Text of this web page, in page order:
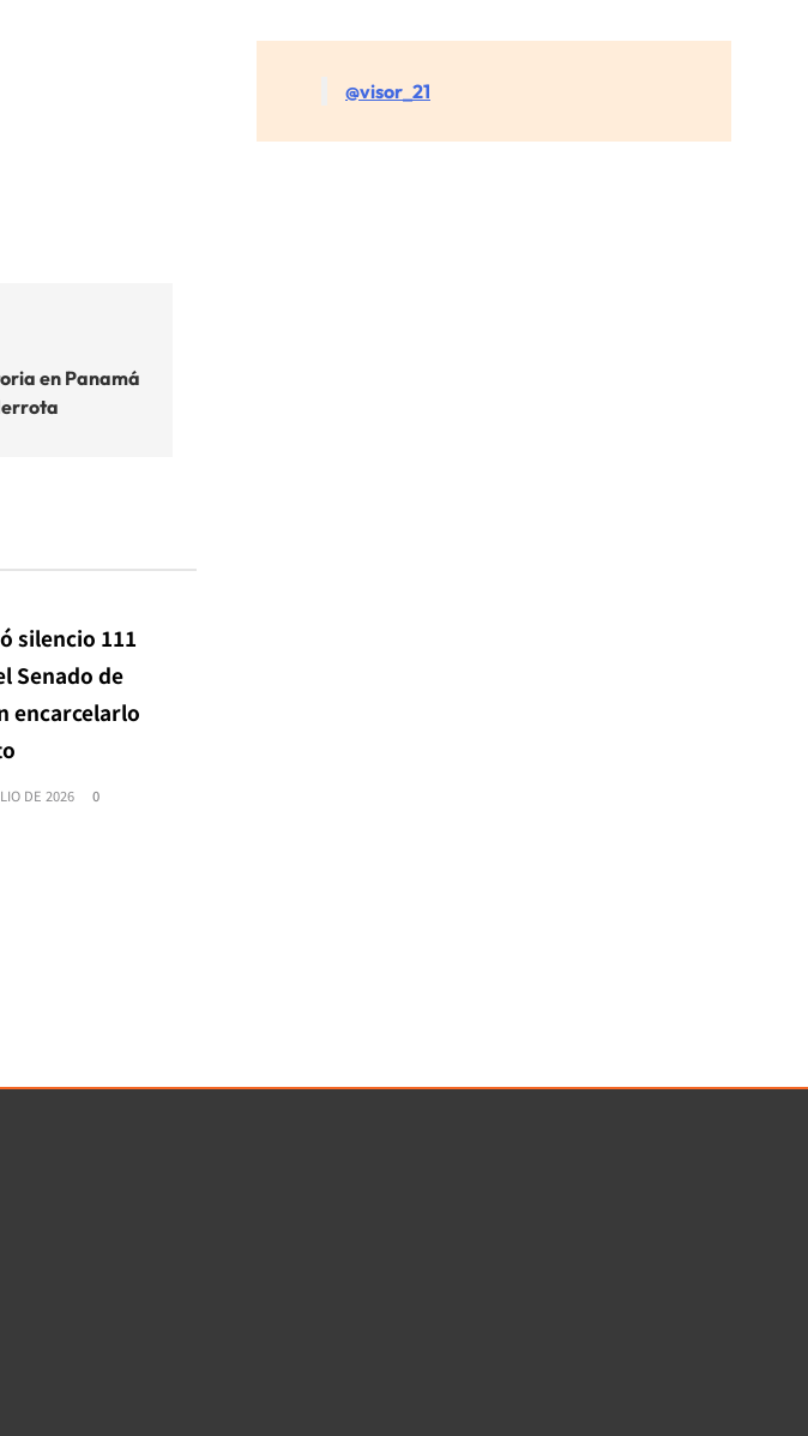
en Panamá
silencio 111
Senado de
encarcelarlo
DE 2026 0
@visor_21